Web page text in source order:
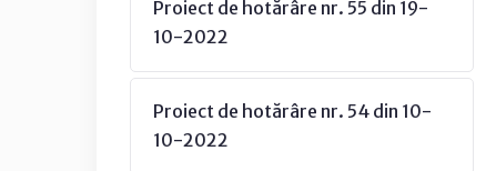
Proiect de hotărâre nr. 55 din 19-
10-2022
Proiect de hotărâre nr. 54 din 10-
10-2022